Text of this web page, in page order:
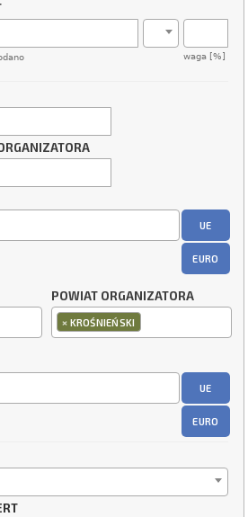
waga [%]
UE
EURO
POWIAT ORGANIZATORA
× KROŚNIEŃSKI
UE
EURO